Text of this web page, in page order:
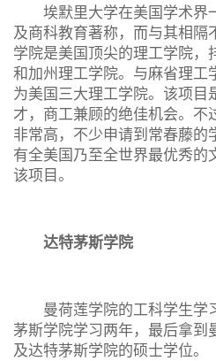
埃默里大学在美国学术界
及商科教育著称，而与其相隔
学院是美国顶尖的理工学院，
和加州理工学院。与麻省理工
为美国三大理工学院。该项目
才，商工兼顾的绝佳机会。不
非常高，不少申请到常春藤的
有全美国乃至全世界最优秀的
该项目。
达特茅斯学院
曼荷莲学院的工科学生学
茅斯学院学习两年，最后拿到
及达特茅斯学院的硕士学位。